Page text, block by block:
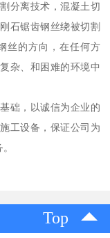
分离技术，混凝土切
石锯齿钢丝绕被切割
丝的方向，在任何方
杂、和困难的环境中
础，以诚信为企业的
工设备，保证公司为
Top